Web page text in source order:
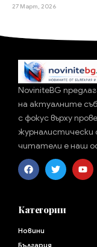
27 Март, 2026
NoviniteBG
на актуалните
с фокус върху
читатели е наш
Категории
Новини
България